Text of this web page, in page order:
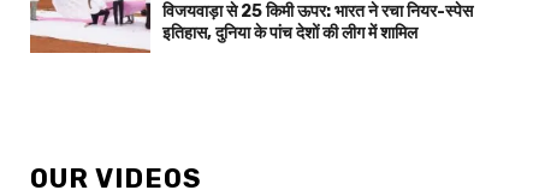
विजयवाड़ा से 25 किमी ऊपर: भारत ने रचा नियर-स्पेस
इतिहास, दुनिया के पांच देशों की लीग में शामिल
OUR VIDEOS